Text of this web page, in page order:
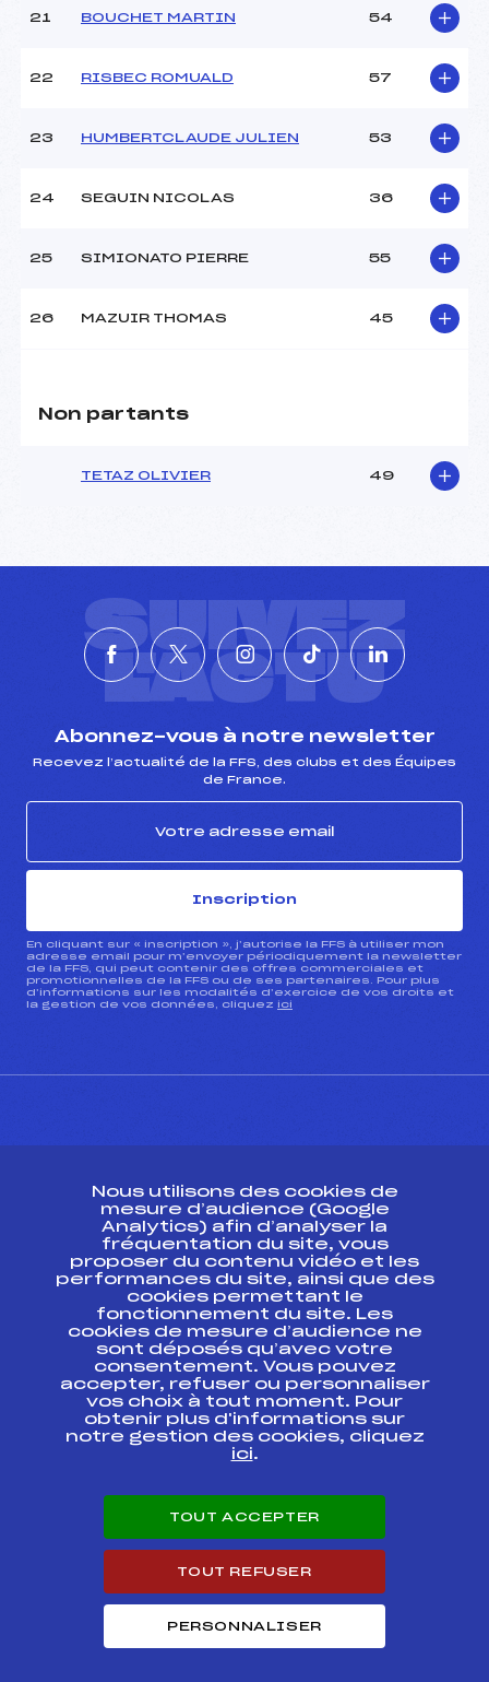
21 BOUCHET MARTIN 54
22 RISBEC ROMUALD 57
23 HUMBERTCLAUDE JULIEN 53
24 SEGUIN NICOLAS 36
25 SIMIONATO PIERRE 55
26 MAZUIR THOMAS 45
Non partants
TETAZ OLIVIER 49
SUIVEZ
L'ACTU
Abonnez-vous à notre newsletter
Recevez l’actualité de la FFS, des clubs et des Équipes
de France.
Inscription
En cliquant sur « inscription », j’autorise la FFS à utiliser mon
adresse email pour m’envoyer périodiquement la newsletter
de la FFS, qui peut contenir des offres commerciales et
promotionnelles de la FFS ou de ses partenaires. Pour plus
d’informations sur les modalités d’exercice de vos droits et
la gestion de vos données, cliquez ici
Ressources
Pass’Neige
Projet sportif fédéral
Projet de performance fédéral
Antidopage
Pôle Développement, Formation, Suivi
Scientifique
Listes ministérielles
Pôle vie de l’athlète
Enseignement professionnel
Carrières
Nous utilisons des cookies de
mesure d’audience (Google
Analytics) afin d’analyser la
fréquentation du site, vous
proposer du contenu vidéo et les
performances du site, ainsi que des
cookies permettant le
fonctionnement du site. Les
cookies de mesure d’audience ne
sont déposés qu’avec votre
consentement. Vous pouvez
accepter, refuser ou personnaliser
vos choix à tout moment. Pour
obtenir plus d'informations sur
notre gestion des cookies, cliquez
ici.
TOUT ACCEPTER
TOUT REFUSER
PERSONNALISER